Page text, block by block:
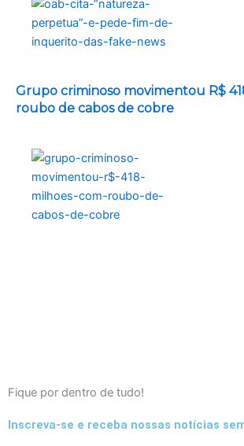
Grupo criminoso movimentou R$
roubo de cabos de cobre
Fique por dentro de tudo!
Inscreva-se e receba nossas notícias